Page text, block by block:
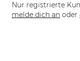
Nur registrierte
melde dich an oder